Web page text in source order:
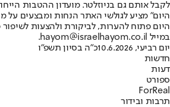
לקבל אותם גם בניוזלטר. מועדון ההטבות
היום" מציע לגולשי האתר הנחות ומבצעים על
היום פתוח להערות, לביקורת ולהצעות לשיפור
במייל hayom@israelhayom.co.il.
יום רביעי, 10.6.2026
כ"ה בסיון תשפ"ו
חדשות
דעות
ספורט
ForReal
תרבות ובידור